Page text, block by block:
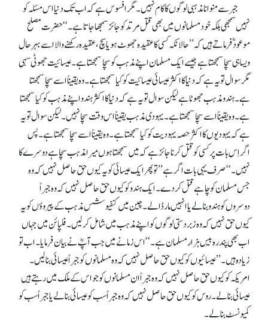
جبر سے منوانا مذہبی لوگوں کا کام نہیں ۔مگر افسوس ہے کہ اب تک دنیا اس مسئلہ کو
نہیں سمجھی بلکہ خود مسلمانوں میں بھی قتل مرتد کو جائز سمجھا جاتا ہے۔‘‘ حضرت مصلح
موعود ؓفرماتے ہیں کہ ’’حالانکہ کسی کا عقیدہ جھوٹ ہو یا سچ، عقیدہ رکھنے والا اسے بہرحال
ویسا ہی سچا سمجھتا ہے جیسے ایک مسلمان اپنے مذہب کو سچا سمجھتا ہے۔ عیسائیت جھوٹی سہی
مگر سوال تو یہ ہے کہ دنیا کا اکثر عیسائی عیسائیت کو کیا سمجھتا ہے۔وہ یقیناً اسے سچا سمجھتا
ہے۔ ہندو مذہب جھوٹا ہے لیکن سوال تو یہ ہے کہ دنیا کا اکثر ہندو اپنے مذہب کو کیا سمجھتا
ہے۔ وہ یقیناً اسے سچا سمجھتا ہے۔ یہودی مذہب یقیناً اس وقت سچا نہیں۔ لیکن سوال تو یہ
ہے کہ یہودیوں کا اکثر حصہ یہودیت کو کیا سمجھتا ہے۔ وہ یقیناً اسے سچا سمجھتا ہے۔ پس
اگر اِس بات پر کسی کو قتل کرنا جائز ہے کہ میں سمجھتا ہوں میرا مذہب سچا ہے دوسرے کا
نہیں۔‘‘ صرف یہی بات اگر ہے ’’تو پھر ایک عیسائی کو یہ کیوں حق حاصل نہیں کہ وہ
جس مسلمان کو چاہے قتل کر دے۔ ایک ہندو کو کیوں حق حاصل نہیں کہ وہ جبراً
دوسروں کو ہندو بنا لے یا انہیں مار ڈالے۔ چین میں کنفیوشس مذہب کے پیروؤں کو یہ
کیوں حق نہیں کہ وہ زبردستی لوگوں کو اپنے مذہب میں شامل کر لیں۔ فلپائن میں جہاں
اب بھی پندرہ بیس ہزار مسلمان ہے۔‘‘ اس زمانے میں جب آپؓ نے بیان فرمایا۔ اب تو
زیادہ ہیں۔ ’’عیسائیوں کو کیوں حق حاصل نہیں کہ وہ مسلمانوں کو جبراً عیسائی بنا لیں۔
امریکہ کو کیوں حق حاصل نہیں کہ وہ جبراً ان مسلمانوں کو جو اس کے ملک میں رہتے ہیں
عیسائی بنا لے۔ روس کو کیوں حق حاصل نہیں کہ وہ جبراً سب کو عیسائی بنا لے یا جبراً سب کو
کمیونسٹ بنا لے۔